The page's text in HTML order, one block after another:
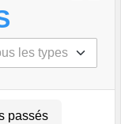
passés